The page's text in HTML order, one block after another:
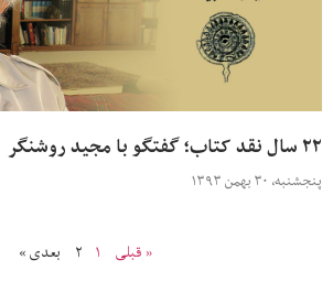
۲۲ سال نقد کتاب؛ گفتگو با مجید روشنگر
پنجشنبه، ۳۰ بهمن ۱۳۹۳
« قبلی ۱ ۲ بعدی »